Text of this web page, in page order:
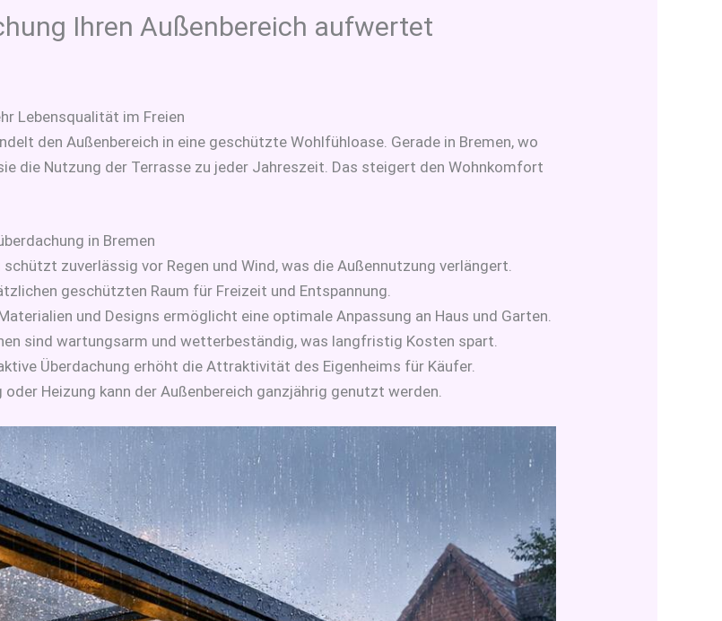
Ihren Außenbereich aufwertet
Lebensqualität im Freien
den Außenbereich in eine geschützte Wohlfühloase. Gerade in Bremen, wo
die Nutzung der Terrasse zu jeder Jahreszeit. Das steigert den Wohnkomfort
in Bremen
zuverlässig vor Regen und Wind, was die Außennutzung verlängert.
geschützten Raum für Freizeit und Entspannung.
und Designs ermöglicht eine optimale Anpassung an Haus und Garten.
sind wartungsarm und wetterbeständig, was langfristig Kosten spart.
Überdachung erhöht die Attraktivität des Eigenheims für Käufer.
Heizung kann der Außenbereich ganzjährig genutzt werden.